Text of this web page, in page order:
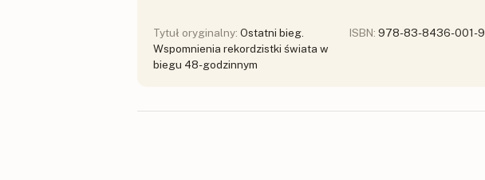
Tytuł oryginalny: Ostatni bieg.
Wspomnienia rekordzistki świata w
biegu 48-godzinnym
ISBN: 978-83-8436-001-9